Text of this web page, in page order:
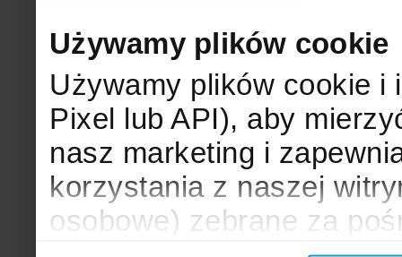
Używamy plików cookie
Używamy plików cookie i
Pixel lub API), aby
nasz marketing i
korzystania z naszej
osobowe) zebrane za